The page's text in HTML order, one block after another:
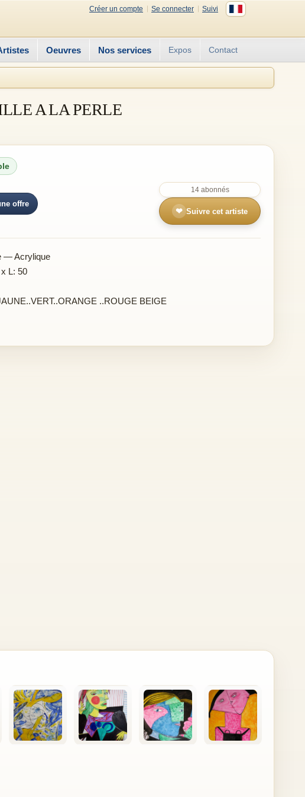
Créer un compte Se connecter
Suivi
Oeuvres Nos services Expos Contact
A LA PERLE
offre
14 abonnés
❤ Suivre cet artiste
— Acrylique
L: 50
..ROUGE BEIGE